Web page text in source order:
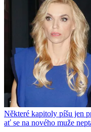
Některé kapitoly píšu jen
ať se na nového muže